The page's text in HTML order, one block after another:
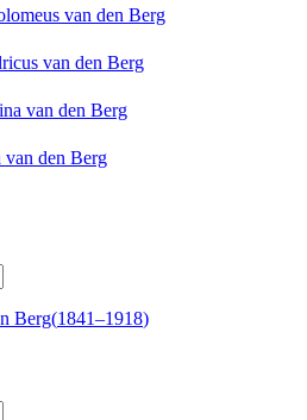
van den Berg
van den Berg
van den Berg
van den Berg
Berg(1841–1918)